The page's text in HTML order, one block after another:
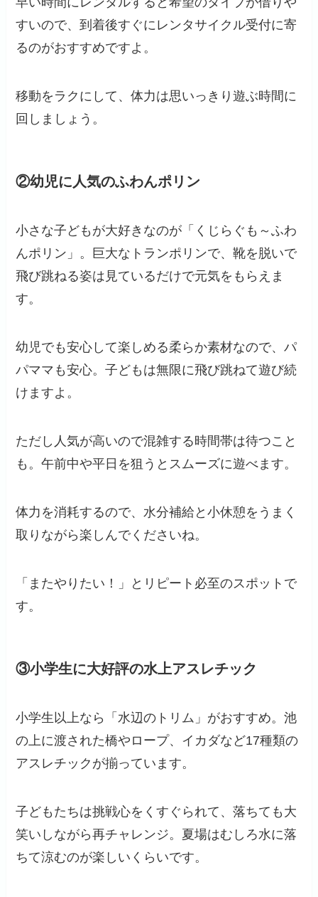
すいので、到着後すぐにレンタサイクル受付に寄
るのがおすすめですよ。
移動をラクにして、体力は思いっきり遊ぶ時間に
回しましょう。
②幼児に人気のふわんポリン
小さな子どもが大好きなのが「くじらぐも～ふわ
んポリン」。巨大なトランポリンで、靴を脱いで
飛び跳ねる姿は見ているだけで元気をもらえま
す。
幼児でも安心して楽しめる柔らか素材なので、パ
パママも安心。子どもは無限に飛び跳ねて遊び続
けますよ。
ただし人気が高いので混雑する時間帯は待つこと
も。午前中や平日を狙うとスムーズに遊べます。
体力を消耗するので、水分補給と小休憩をうまく
取りながら楽しんでくださいね。
「またやりたい！」とリピート必至のスポットで
す。
③小学生に大好評の水上アスレチック
小学生以上なら「水辺のトリム」がおすすめ。池
の上に渡された橋やロープ、イカダなど17種類の
アスレチックが揃っています。
子どもたちは挑戦心をくすぐられて、落ちても大
笑いしながら再チャレンジ。夏場はむしろ水に落
ちて涼むのが楽しいくらいです。